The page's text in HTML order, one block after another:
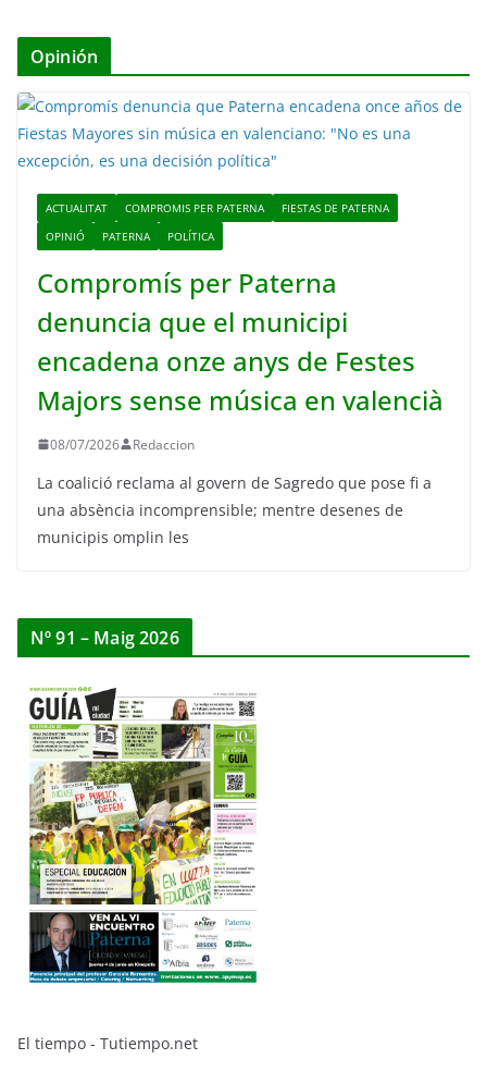
Opinión
ACTUALITAT COMPROMIS PER PATERNA
FIESTAS DE PATERNA
OPINIÓ
PATERNA POLÍTICA
Compromís per Paterna
denuncia que el municipi
encadena onze anys de Festes
Majors sense música en valencià
08/07/2026 Redaccion
La coalició reclama al govern de Sagredo que pose fi a
una absència incomprensible; mentre desenes de
municipis omplin les
Nº 91 – Maig 2026
El tiempo - Tutiempo.net